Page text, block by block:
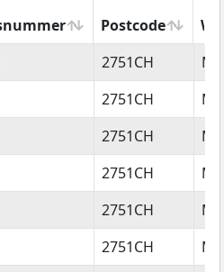
Postcode
Postcode
2751CH
2751CH
2751CH
2751CH
2751CH
2751CH